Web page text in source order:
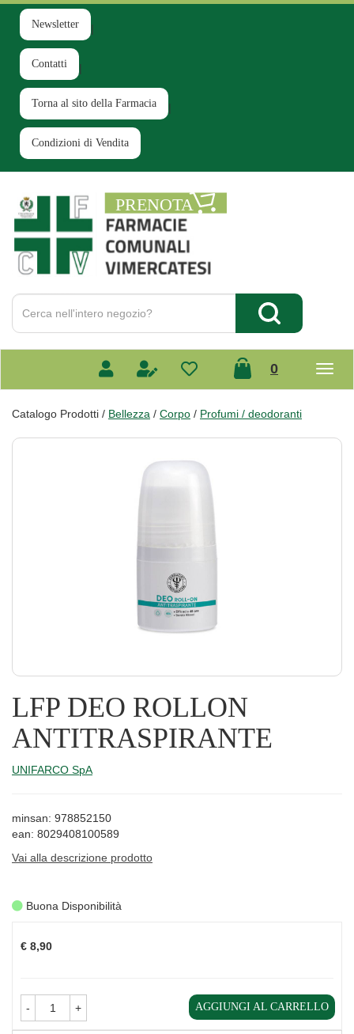
Passa
contenuto
principale
Newsletter
Contatti
Torna al sito della Farmacia
Condizioni di Vendita
Farmacia
Comunale
Cerca
Prodotto
Cerca Prodotto
0prodotti
Catalogo Prodotti / Bellezza / Corpo / Profumi / deodoranti
LFP DEO ROLLON
ANTITRASPIRANTE
UNIFARCO SpA
minsan: 978852150
ean: 8029408100589
Vai alla descrizione prodotto
Buona Disponibilità
€ 8,90
- + AGGIUNGI AL CARRELLO